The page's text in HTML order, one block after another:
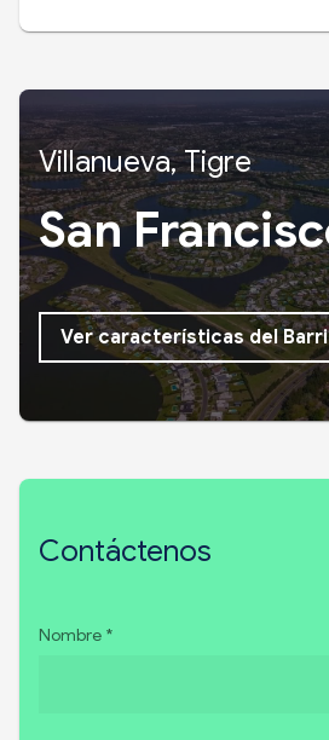
Villanueva, Tigre
San
Ver características del
Contáctenos
Nombre *